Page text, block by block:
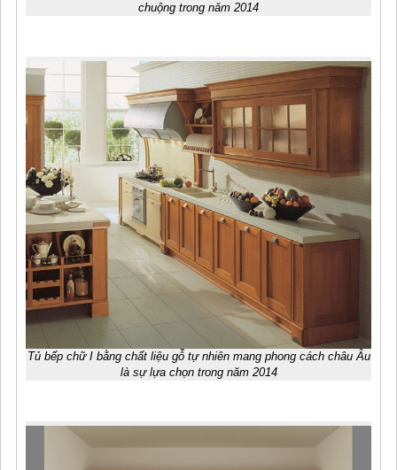
chuộng trong năm 2014
Tủ bếp chữ I bằng chất liệu gỗ tự nhiên mang phong cách châu Âu
là sự lựa chọn trong năm 2014